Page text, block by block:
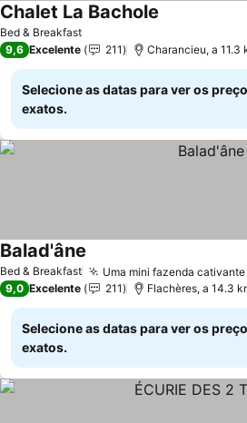
Bed & Breakfast
Chalet La Bachole
9,6 Excelente 211 Charancieu, a 11.3
Selecione as datas para ver os
exatos.
Bed & Breakfast Uma mini fazenda cativante
Balad'âne
9,0 Excelente 211 Flachères, a 14.3
Selecione as datas para ver os
exatos.